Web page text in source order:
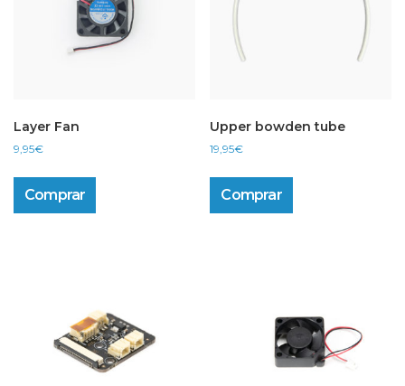
Layer Fan
9,95€
Comprar
Upper bowden tube
19,95€
Comprar